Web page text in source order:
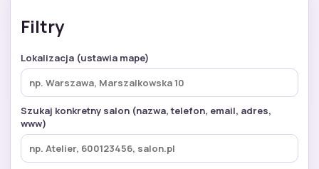
Filtry
Lokalizacja (ustawia mape)
Szukaj konkretny salon (nazwa, telefon, email, adres,
www)